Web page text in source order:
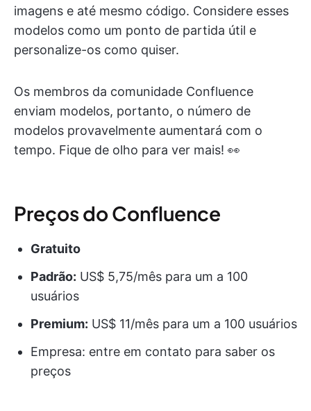
imagens e até mesmo código. Considere esses
modelos como um ponto de partida útil e
personalize-os como quiser.
Os membros da comunidade Confluence
enviam modelos, portanto, o número de
modelos provavelmente aumentará com o
tempo. Fique de olho para ver mais! 👀
Preços do Confluence
Gratuito
Padrão: US$ 5,75/mês para um a 100
usuários
Premium: US$ 11/mês para um a 100 usuários
Empresa: entre em contato para saber os
preços